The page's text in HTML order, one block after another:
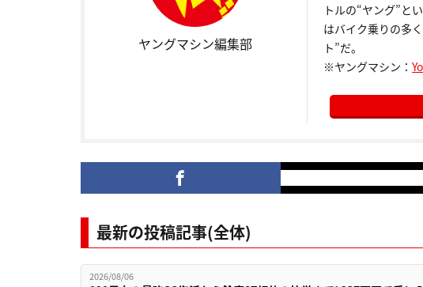
ヤングマシン編集部
トルの“ヤング”と
はバイク乗りの多
ト”だ。
※ヤングマシン：
最新の投稿記事(全体)
2026/08/06